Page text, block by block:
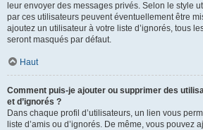
leur envoyer des messages privés. Selon le style
par ces utilisateurs peuvent éventuellement être
ajoutez un utilisateur à votre liste d’ignorés, tous
seront masqués par défaut.
Haut
Comment puis-je ajouter ou supprimer des
et d’ignorés ?
Dans chaque profil d’utilisateurs, un lien vous
liste d’amis ou d’ignorés. De même, vous pouvez